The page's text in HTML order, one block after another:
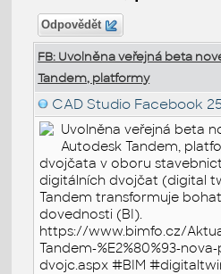
Odpovědět
FB: Uvolněna veřejná beta
Tandem, platformy
CAD Studio Facebook
Uvolněna veřejná beta
Autodesk Tandem,
dvojčata v oboru
digitálních dvojčat (digital
Tandem transformuje
dovednosti (BI).
https://www.bimfo.cz/
Tandem-%E2%80%93-
dvojc.aspx #BIM